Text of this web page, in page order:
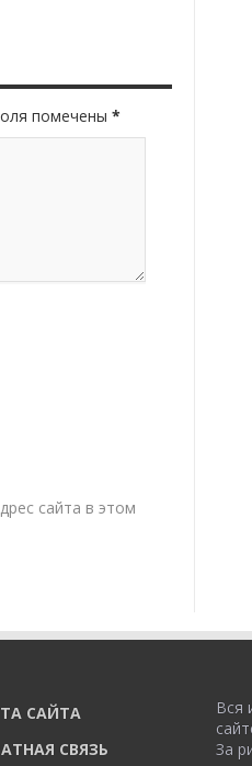
помечены *
сайта в этом
САЙТА
СВЯЗЬ
Вся
За